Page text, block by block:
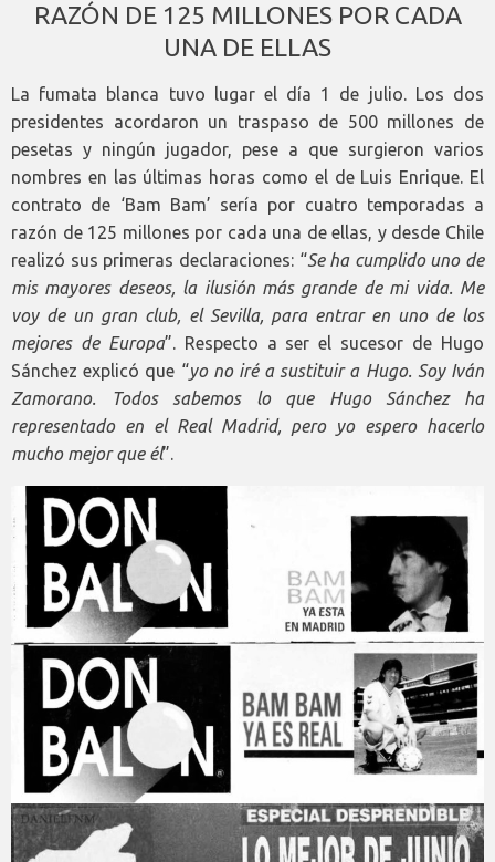
RAZÓN DE 125 MILLONES POR CADA
UNA DE ELLAS
La fumata blanca tuvo lugar el día 1 de julio. Los dos
presidentes acordaron un traspaso de 500 millones de
pesetas y ningún jugador, pese a que surgieron varios
nombres en las últimas horas como el de Luis Enrique. El
contrato de ‘Bam Bam’ sería por cuatro temporadas a
razón de 125 millones por cada una de ellas, y desde Chile
realizó sus primeras declaraciones: “Se ha cumplido uno de
mis mayores deseos, la ilusión más grande de mi vida. Me
voy de un gran club, el Sevilla, para entrar en uno de los
mejores de Europa”. Respecto a ser el sucesor de Hugo
Sánchez explicó que “yo no iré a sustituir a Hugo. Soy Iván
Zamorano. Todos sabemos lo que Hugo Sánchez ha
representado en el Real Madrid, pero yo espero hacerlo
mucho mejor que él”.